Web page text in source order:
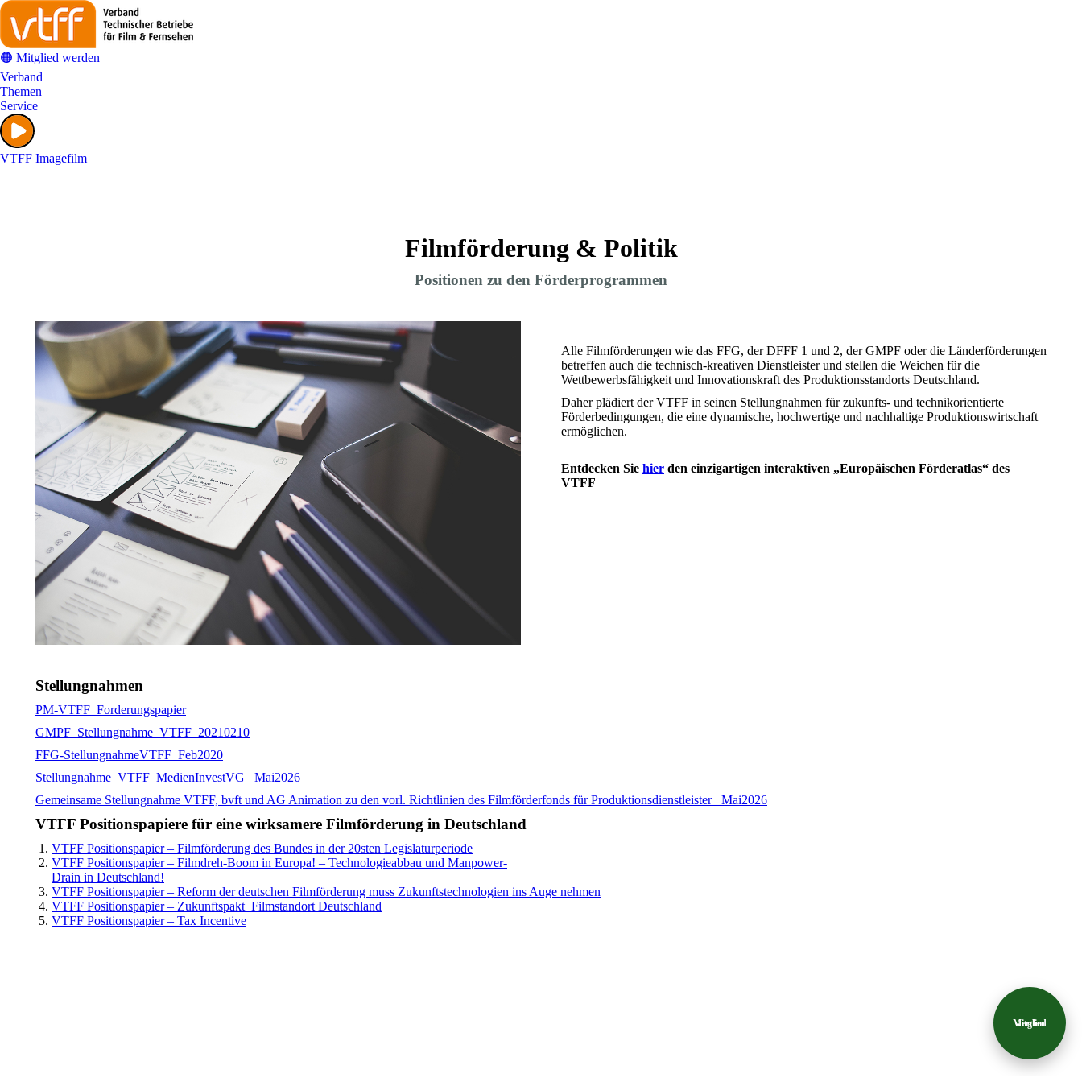
🟠 Mitglied werden
Verband
Themen
Service
VTFF Imagefilm
Filmförderung & Politik
Positionen zu den Förderprogrammen
Alle Filmförderungen wie das FFG, der DFFF 1 und 2, der GMPF oder die Länderförderungen
betreffen auch die technisch-kreativen Dienstleister und stellen die Weichen für die
Wettbewerbsfähigkeit und Innovationskraft des Produktionsstandorts Deutschland.
Daher plädiert der VTFF in seinen Stellungnahmen für zukunfts- und technikorientierte
Förderbedingungen, die eine dynamische, hochwertige und nachhaltige Produktionswirtschaft
ermöglichen.
Entdecken Sie hier den einzigartigen interaktiven „Europäischen Förderatlas“ des
VTFF
Stellungnahmen
PM-VTFF_Forderungspapier
GMPF_Stellungnahme_VTFF_20210210
FFG-StellungnahmeVTFF_Feb2020
Stellungnahme_VTFF_MedienInvestVG_ Mai2026
Gemeinsame Stellungnahme VTFF, bvft und AG Animation zu den vorl. Richtlinien des Filmförderfonds für Produktionsdienstleister _Mai2026
VTFF Positionspapiere für eine wirksamere Filmförderung in Deutschland
VTFF Positionspapier – Filmförderung des Bundes in der 20sten Legislaturperiode
VTFF Positionspapier – Filmdreh-Boom in Europa! – Technologieabbau und Manpower-
Drain in Deutschland!
VTFF Positionspapier – Reform der deutschen Filmförderung muss Zukunftstechnologien ins Auge nehmen
VTFF Positionspapier – Zukunftspakt_Filmstandort Deutschland
VTFF Positionspapier – Tax Incentive
Mitglied
werden